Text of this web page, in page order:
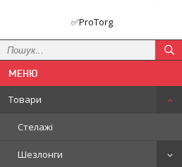
✅ProTorg
Товари
Стелажі
Шезлонги